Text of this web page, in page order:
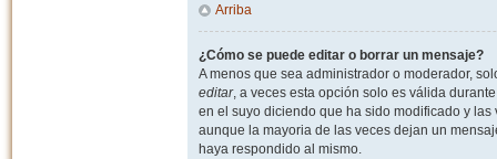
Arriba
¿Cómo se puede editar o borrar un mensaje?
A menos que sea administrador o moderador,
editar, a veces esta opción solo es válida
en el suyo diciendo que ha sido modificado y
aunque la mayoria de las veces dejan un
haya respondido al mismo.